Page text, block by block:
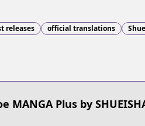
releases official translations
MANGA Plus by